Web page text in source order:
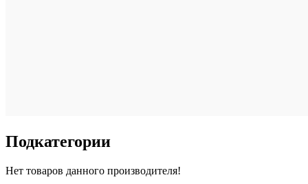
Подкатегории
Нет товаров данного производителя!